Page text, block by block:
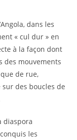
dans les
« cul dur » en
à la façon dont
des mouvements
de rue,
des boucles de
diaspora
les